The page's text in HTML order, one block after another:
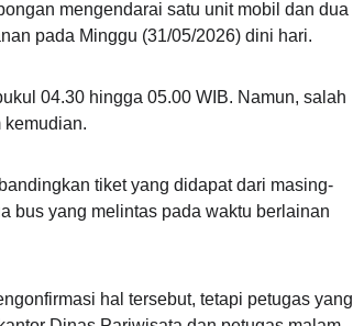
mengendarai satu unit mobil dan dua
pada Minggu (31/05/2026) dini hari.
04.30 hingga 05.00 WIB. Namun, salah
kemudian.
tiket yang didapat dari masing-
bus yang melintas pada waktu berlainan
hal tersebut, tetapi petugas yang